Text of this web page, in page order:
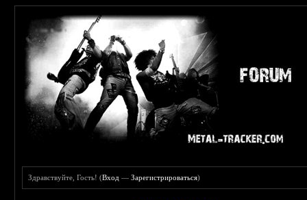
Здравствуйте, Гость! (Вход —Зарегистрироваться)